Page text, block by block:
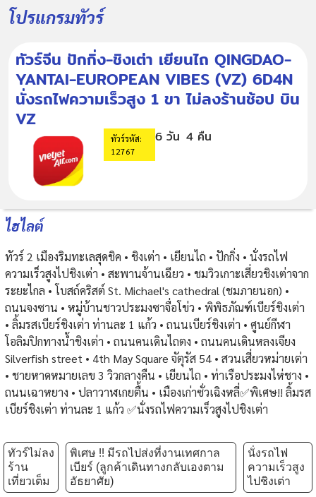
โปรแกรมทัวร์
ทัวร์จีน ปักกิ่ง-ชิงเต่า เยียนไถ QINGDAO-
YANTAI-EUROPEAN VIBES (VZ) 6D4N
นั่งรถไฟความเร็วสูง 1 ขา ไม่ลงร้านช้อป บิน
VZ
ทัวร์รหัส:
12767
6 วัน 4 คืน
ไฮไลต์
ทัวร์ 2 เมืองริมทะเลสุดชิค • ชิงเต่า • เยียนไถ • ปักกิ่ง • นั่งรถไฟ
ความเร็วสูงไปชิงเต่า • สะพานจ้านเฉียว • ชมวิวเกาะเสี่ยวชิงเต่าจาก
ระยะไกล • โบสถ์คริสต์ St. Michael's cathedral (ชมภายนอก) •
ถนนจงซาน • หมู่บ้านชาวประมงซาจื่อโข่ว • พิพิธภัณฑ์เบียร์ชิงเต่า
• ลิ้มรสเบียร์ชิงเต่า ท่านละ 1 แก้ว • ถนนเบียร์ชิงเต่า • ศูนย์กีฬา
โอลิมปิกทางน้ำชิงเต่า • ถนนคนเดินไถตง • ถนนคนเดินหลงเจียง
Silverfish street • 4th May Square จัตุรัส 54 • สวนเสี่ยวหม่ายเต่า
• ชายหาดหมายเลข 3 วิวกลางคืน • เยียนไถ • ท่าเรือประมงไห่ชาง •
ถนนเฉาหยาง • ปลาวาฬเกยตื้น • เมืองเก่าซั่วเฉิงหลี่✅พิเศษ!! ลิ้มรส
เบียร์ชิงเต่า ท่านละ 1 แก้ว ✅นั่งรถไฟความเร็วสูงไปชิงเต่า
ทัวร์ไม่ลง
ร้าน
เที่ยวเต็ม
พิเศษ !! มีรถไปส่งที่งานเทศกาล
เบียร์ (ลูกค้าเดินทางกลับเองตาม
อัธยาศัย)
นั่งรถไฟ
ความเร็วสูง
ไปชิงเต่า